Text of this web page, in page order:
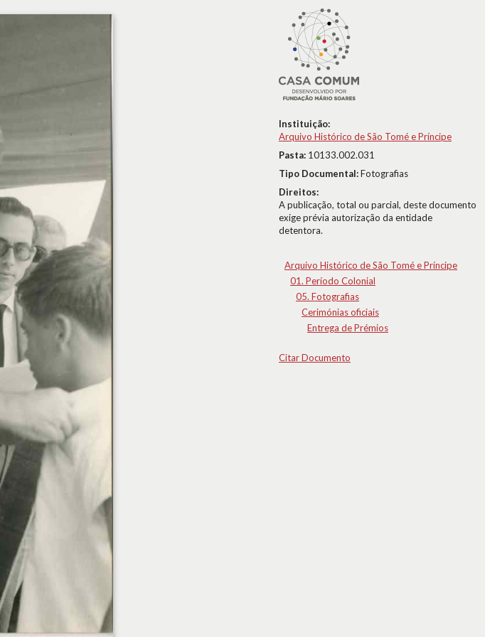
Instituição:
Arquivo Histórico de São Tomé e Príncipe
Pasta: 10133.002.031
Tipo Documental:Fotografias
Direitos:
A publicação, total ou parcial, deste documento
exige prévia autorização da entidade
detentora.
Arquivo Histórico de São Tomé e Príncipe
01. Período Colonial
05. Fotografias
Cerimónias oficiais
Entrega de Prémios
Citar Documento